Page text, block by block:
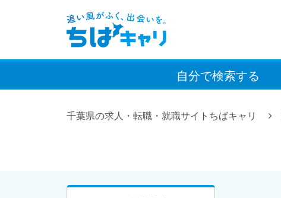
自分で検索する
千葉県の求人・転職・就職サイトちばキャリ